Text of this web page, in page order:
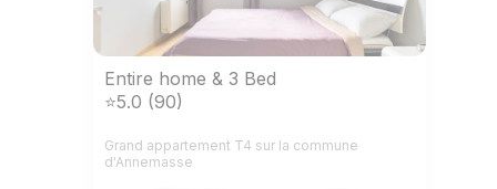
Entire home & 3 Bed
⭐5.0 (90)
Grand appartement T4 sur la commune
d'Annemasse